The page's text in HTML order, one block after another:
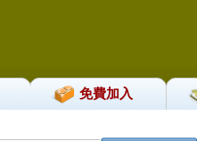
免費加入